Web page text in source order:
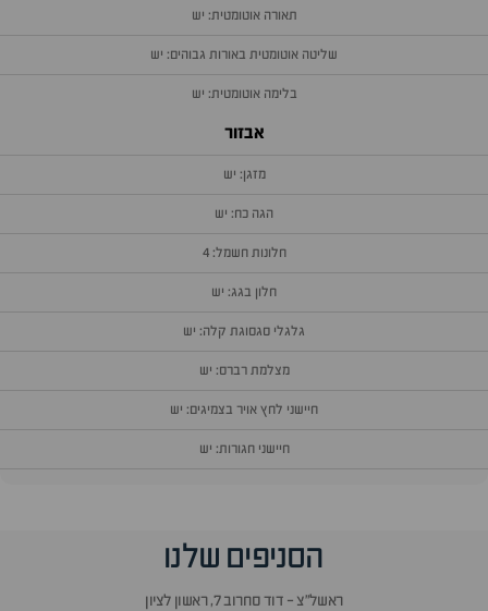
תאורה אוטומטית: יש
שליטה אוטומטית באורות גבוהים: יש
בלימה אוטומטית: יש
אבזור
מזגן: יש
הגה כח: יש
חלונות חשמל: 4
חלון בגג: יש
גלגלי סגסוגת קלה: יש
מצלמת רברס: יש
חיישני לחץ אויר בצמיגים: יש
חיישני חגורות: יש
הסניפים שלנו
ראשל״צ - דוד סחרוב 7, ראשון לציון